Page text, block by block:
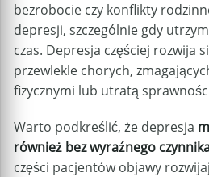
bezrobocie czy konflikty
depresji, szczególnie gdy
czas. Depresja częściej rozwija
przewlekle chorych,
fizycznymi lub utratą
Warto podkreślić, że depresja
również bez wyraźnego
części pacjentów objawy